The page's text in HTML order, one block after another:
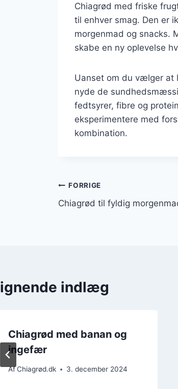
Chiagrød med friske
til enhver smag. Den er
morgenmad og snacks.
skabe en ny oplevelse
Uanset om du vælger at
nyde de
fedtsyrer, fibre og
eksperimentere med
kombination.
Indlægsnavigation
FORRIGE
Chiagrød til fyldig
indlæg
Chiagrød med banan og
ingefær
AfChiagrød.dk 3. december 2024